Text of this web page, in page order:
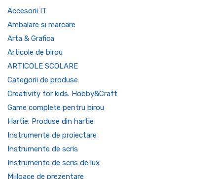
Accesorii IT
Ambalare si marcare
Arta & Grafica
Articole de birou
ARTICOLE SCOLARE
Categorii de produse
Creativity for kids. Hobby&Craft
Game complete pentru birou
Hartie. Produse din hartie
Instrumente de proiectare
Instrumente de scris
Instrumente de scris de lux
Mijloace de prezentare